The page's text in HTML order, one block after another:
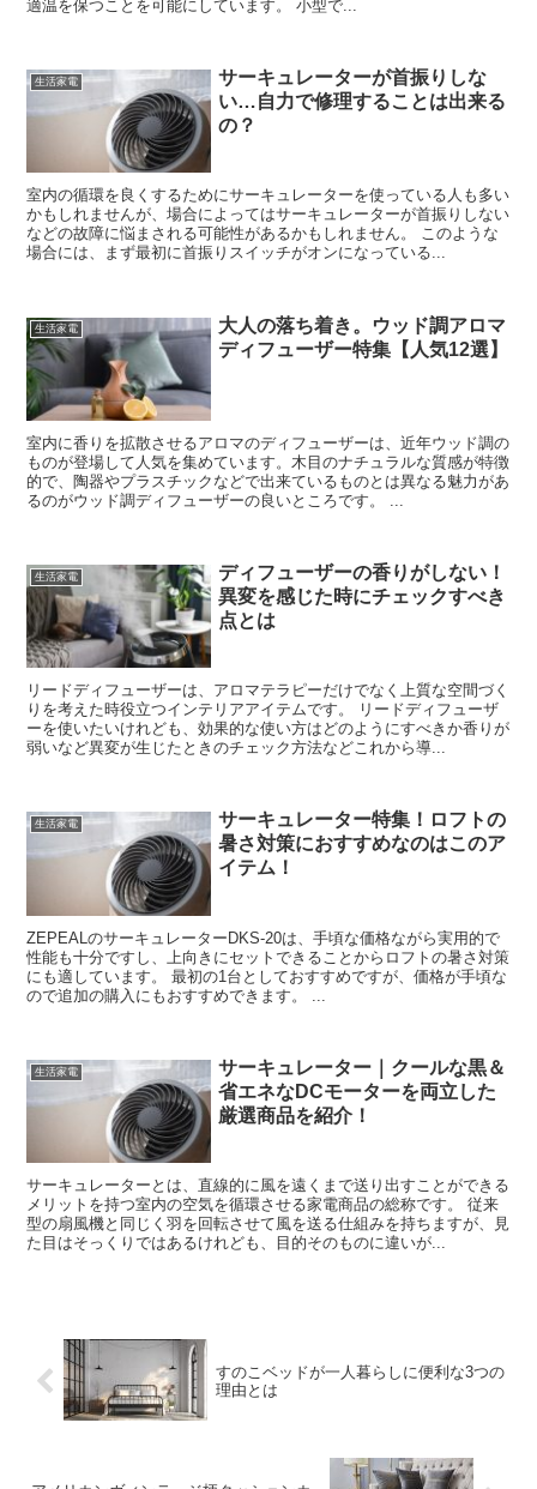
適温を保つことを可能にしています。 小型で...
生活家電
サーキュレーターが首振りしな
い…自力で修理することは出来る
の？
室内の循環を良くするためにサーキュレーターを使っている人も多い
かもしれませんが、場合によってはサーキュレーターが首振りしない
などの故障に悩まされる可能性があるかもしれません。 このような
場合には、まず最初に首振りスイッチがオンになっている...
生活家電
大人の落ち着き。ウッド調アロマ
ディフューザー特集【人気12選】
室内に香りを拡散させるアロマのディフューザーは、近年ウッド調の
ものが登場して人気を集めています。木目のナチュラルな質感が特徴
的で、陶器やプラスチックなどで出来ているものとは異なる魅力があ
るのがウッド調ディフューザーの良いところです。 ...
生活家電
ディフューザーの香りがしない！
異変を感じた時にチェックすべき
点とは
リードディフューザーは、アロマテラピーだけでなく上質な空間づく
りを考えた時役立つインテリアアイテムです。 リードディフューザ
ーを使いたいけれども、効果的な使い方はどのようにすべきか香りが
弱いなど異変が生じたときのチェック方法などこれから導...
生活家電
サーキュレーター特集！ロフトの
暑さ対策におすすめなのはこのア
イテム！
ZEPEALのサーキュレーターDKS-20は、手頃な価格ながら実用的で
性能も十分ですし、上向きにセットできることからロフトの暑さ対策
にも適しています。 最初の1台としておすすめですが、価格が手頃な
ので追加の購入にもおすすめできます。 ...
生活家電
サーキュレーター｜クールな黒＆
省エネなDCモーターを両立した
厳選商品を紹介！
サーキュレーターとは、直線的に風を遠くまで送り出すことができる
メリットを持つ室内の空気を循環させる家電商品の総称です。 従来
型の扇風機と同じく羽を回転させて風を送る仕組みを持ちますが、見
た目はそっくりではあるけれども、目的そのものに違いが...
すのこベッドが一人暮らしに便利な3つの
理由とは